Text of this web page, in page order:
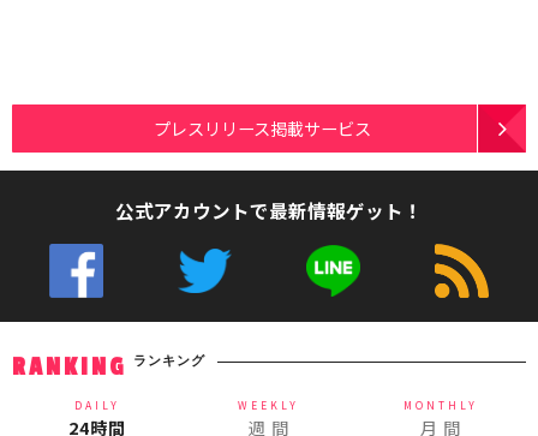
プレスリリース掲載サービス
公式アカウントで最新情報ゲット！
RANKING ランキング
DAILY
24時間
WEEKLY
週 間
MONTHLY
月 間